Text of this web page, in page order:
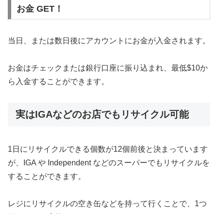
お金 GET！
当日、または数日後にアカウントにお金が入金されます。
お金はチェックまたは銀行口座に振り込まれ、最低$10か
ら入金することができます。
実はIGAなどのお店でもリサイクル可能
1日にリサイクルできる個数が12個前後と決まっています
が、IGA や Independent などのスーパーでもリサイクルを
することができます。
レジにリサイクルの空き缶などを持って行くことで、1つ